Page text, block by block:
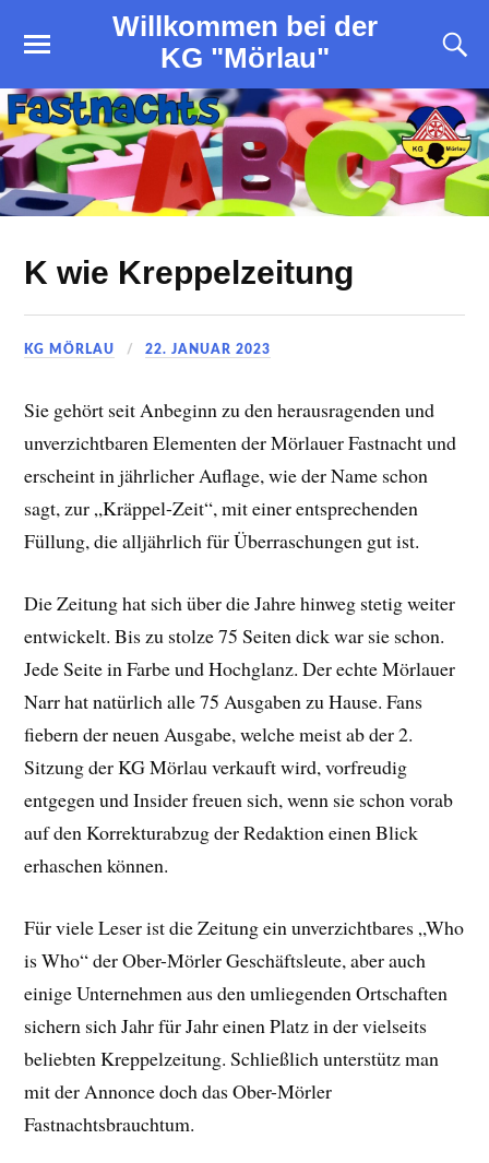
Willkommen bei der
KG "Mörlau"
K wie Kreppelzeitung
KG MÖRLAU 22. JANUAR 2023
Sie gehört seit Anbeginn zu den herausragenden und
unverzichtbaren Elementen der Mörlauer Fastnacht und
erscheint in jährlicher Auflage, wie der Name schon
sagt, zur „Kräppel-Zeit“, mit einer entsprechenden
Füllung, die alljährlich für Überraschungen gut ist.
Die Zeitung hat sich über die Jahre hinweg stetig weiter
entwickelt. Bis zu stolze 75 Seiten dick war sie schon.
Jede Seite in Farbe und Hochglanz. Der echte Mörlauer
Narr hat natürlich alle 75 Ausgaben zu Hause. Fans
fiebern der neuen Ausgabe, welche meist ab der 2.
Sitzung der KG Mörlau verkauft wird, vorfreudig
entgegen und Insider freuen sich, wenn sie schon vorab
auf den Korrekturabzug der Redaktion einen Blick
erhaschen können.
Für viele Leser ist die Zeitung ein unverzichtbares „Who
is Who“ der Ober-Mörler Geschäftsleute, aber auch
einige Unternehmen aus den umliegenden Ortschaften
sichern sich Jahr für Jahr einen Platz in der vielseits
beliebten Kreppelzeitung. Schließlich unterstütz man
mit der Annonce doch das Ober-Mörler
Fastnachtsbrauchtum.